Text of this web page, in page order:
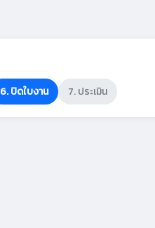
6. ปิดใบงาน 7. ประเมิน